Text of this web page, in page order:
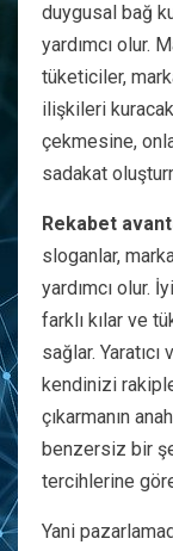
duygusal bağ
yardımcı olur.
tüketiciler,
ilişkileri
çekmesine,
sadakat
Rekabet
sloganlar,
yardımcı olur.
farklı kılar ve
sağlar.
kendinizi
çıkarmanın
benzersiz bir
tercihlerine
Yani